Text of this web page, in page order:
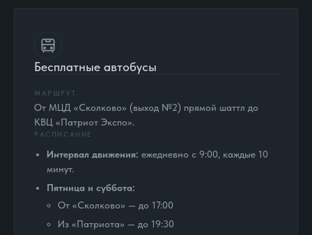
Бесплатные автобусы
МАРШРУТ
От МЦД «Сколково» (выход №2) прямой шаттл до
КВЦ «Патриот Экспо».
РАСПИСАНИЕ
Интервал движения: ежедневно с 9:00, каждые 10
минут.
Пятница и суббота:
От «Сколково» — до 17:00
Из «Патриота» — до 19:30